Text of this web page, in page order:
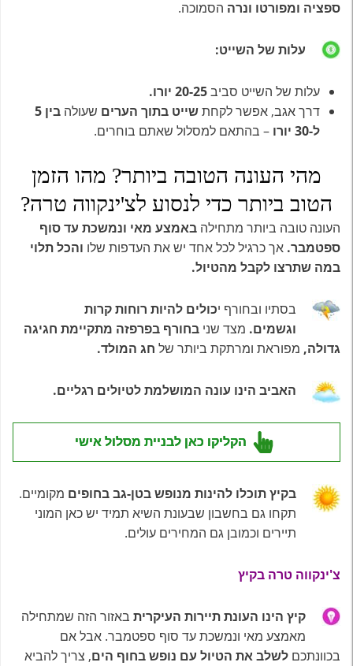
ספציה ומפורטו ונרה הסמוכה.
עלות של השייט:
עלות של השייט סביב20-25 יורו.
דרך אגב, אפשר לקחתשייט בתוך הערים שעולה
בין 5
ל-30 יורו
– בהתאם למסלול שאתם בוחרים.
מהי העונה הטובה ביותר? מהו הזמן
הטוב ביותר כדי לנסוע לצ'ינקווה טרה?
העונה טובה ביותר מתחילה באמצע מאי ונמשכת עד סוף
ספטמבר. אך כרגיל לכל אחד יש את העדפות שלו והכל תלוי
במה שתרצו לקבל מהטיול.
בסתיו ובחורף יכולים להיות רוחות קרות
וגשמים. מצד שני בחורף בפרפזה מתקיימת חגיגה
גדולה, מפוראת ומרתקת ביותר של חג המולד.
האביב הינו עונה המושלמת לטיולים רגליים.
הקליקו כאן לבניית מסלול אישי
בקיץ תוכלו להינות מנופש בטן-גב בחופים מקומיים.
תקחו גם בחשבון שבעונת השיא תמיד יש כאן המוני
תיירים וכמובן גם המחירים עולים.
צ'ינקווה טרה בקיץ
קיץ הינו העונת תיירות העיקרית באזור הזה שמתחילה
מאמצע מאי ונמשכת עד סוף ספטמבר. אבל אם
בכוונתכם לשלב את הטיול עם נופש בחוף הים, צריך להביא